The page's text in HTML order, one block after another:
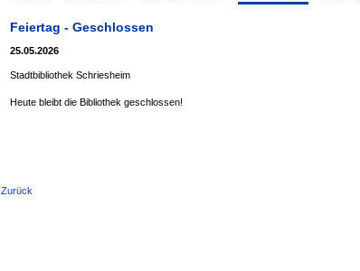
Feiertag - Geschlossen
25.05.2026
Stadtbibliothek Schriesheim
Heute bleibt die Bibliothek geschlossen!
Zurück